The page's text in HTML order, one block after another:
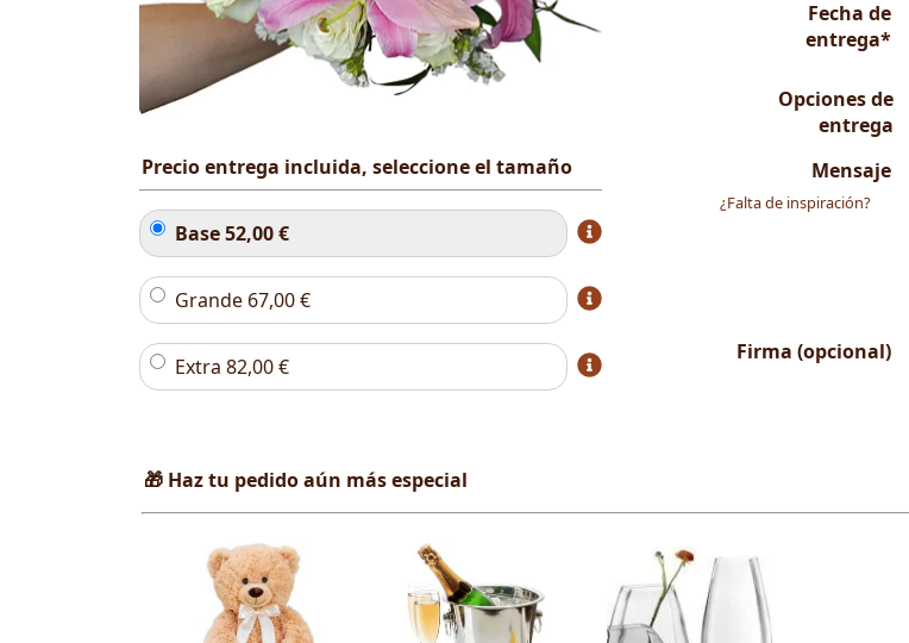
Precio entrega incluida, seleccione el tamaño
Base52,00€
Grande 67,00€
Extra 82,00€
Fecha de
entrega*
Opciones de
entrega
Mensaje
¿Falta de inspiración?
Firma (opcional)
🎁 Haz tu pedido aún más especial